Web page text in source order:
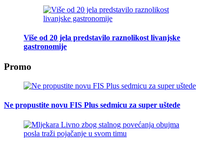
Više od 20 jela predstavilo raznolikost livanjske
gastronomije
Promo
Ne propustite novu FIS Plus sedmicu za super uštede